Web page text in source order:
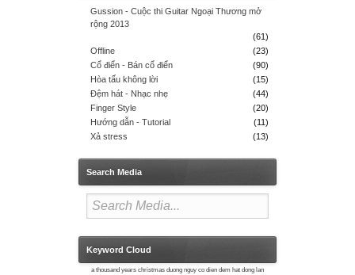
Gussion - Cuộc thi Guitar Ngoại Thương mở
rộng 2013
(61)
Offline
(23)
Cổ điển - Bán cổ điển
(90)
Hòa tấu không lời
(15)
Đệm hát - Nhạc nhẹ
(44)
Finger Style
(20)
Hướng dẫn - Tutorial
(11)
Xả stress
(13)
Search Media
Keyword Cloud
a thousand years christmas duong nguy co dien dem hat dong lan